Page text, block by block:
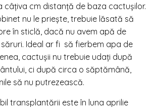
câțiva cm distanță de baza cactușilor.
nu le priește, trebuie lăsată să
în sticlă, dacă nu avem apă de
Ideal ar fi să fierbem apa de
cactușii nu trebuie udați după
ci după circa o săptămână,
să nu putrezească.
transplantării este în luna aprilie